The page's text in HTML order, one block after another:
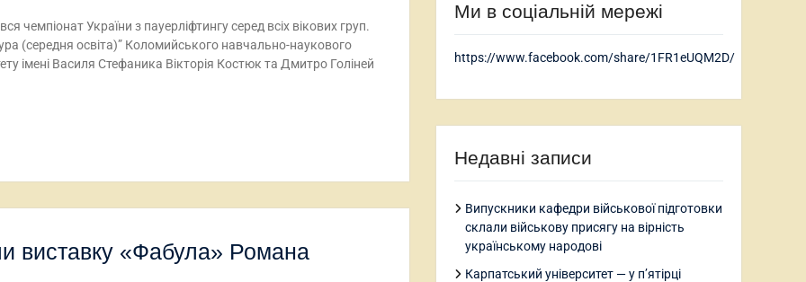
чемпіонат України з пауерліфтингу серед всіх вікових груп.
(середня освіта)” Коломийського навчально-наукового
імені Василя Стефаника Вікторія Костюк та Дмитро Голіней
виставку «Фабула» Романа
Ми в соціальній мережі
https://www.facebook.com/share/1FR1eUQM2D/
Недавні записи
Випускники кафедри військової підготовки
склали військову присягу на вірність
українському народові
Карпатський університет — у п’ятірці